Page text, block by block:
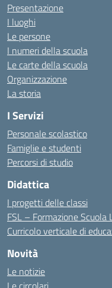
Presentazione
I luoghi
Le persone
I numeri della scuola
Le carte della scuola
Organizzazione
La storia
I Servizi
Personale scolastico
Famiglie e studenti
Percorsi di studio
Didattica
I progetti delle classi
FSL – Formazione Scuola
Curricolo verticale di
Novità
Le notizie